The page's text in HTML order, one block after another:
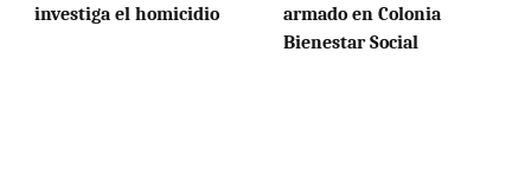
investiga el homicidio
armado en Colonia
Bienestar Social